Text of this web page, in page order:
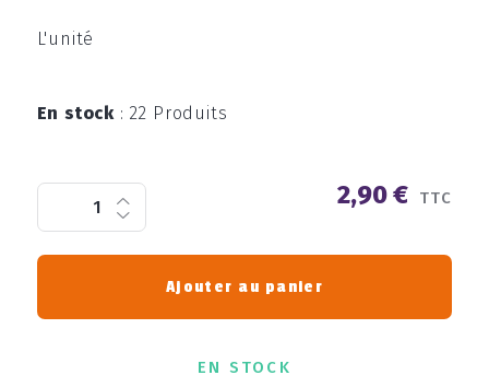
L'unité
En stock: 22 Produits
2,90 € TTC
Ajouter au panier
EN STOCK